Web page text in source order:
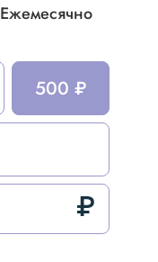
Ежемесячно
500 ₽
₽